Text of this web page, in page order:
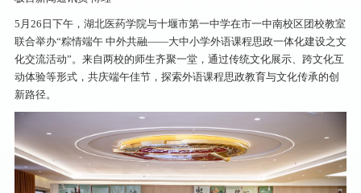
5月26日下午，湖北医药学院与十堰市第一中学在市一中南校区团校教室
联合举办“粽情端午 中外共融——大中小学外语课程思政一体化建设之文
化交流活动”。来自两校的师生齐聚一堂，通过传统文化展示、跨文化互
动体验等形式，共庆端午佳节，探索外语课程思政教育与文化传承的创
新路径。